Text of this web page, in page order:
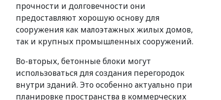
прочности и долговечности они
предоставляют хорошую основу для
сооружения как малоэтажных жилых домов,
так и крупных промышленных сооружений.
Во-вторых, бетонные блоки могут
использоваться для создания перегородок
внутри зданий. Это особенно актуально при
планировке пространства в коммерческих